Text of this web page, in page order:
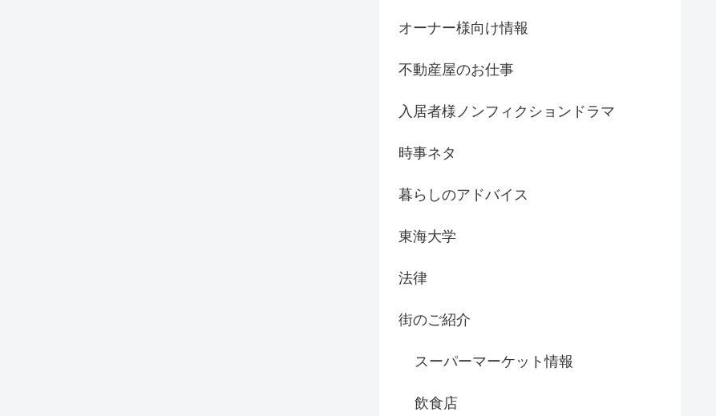
オーナー様向け情報
不動産屋のお仕事
入居者様ノンフィクションドラマ
時事ネタ
暮らしのアドバイス
東海大学
法律
街のご紹介
スーパーマーケット情報
飲食店